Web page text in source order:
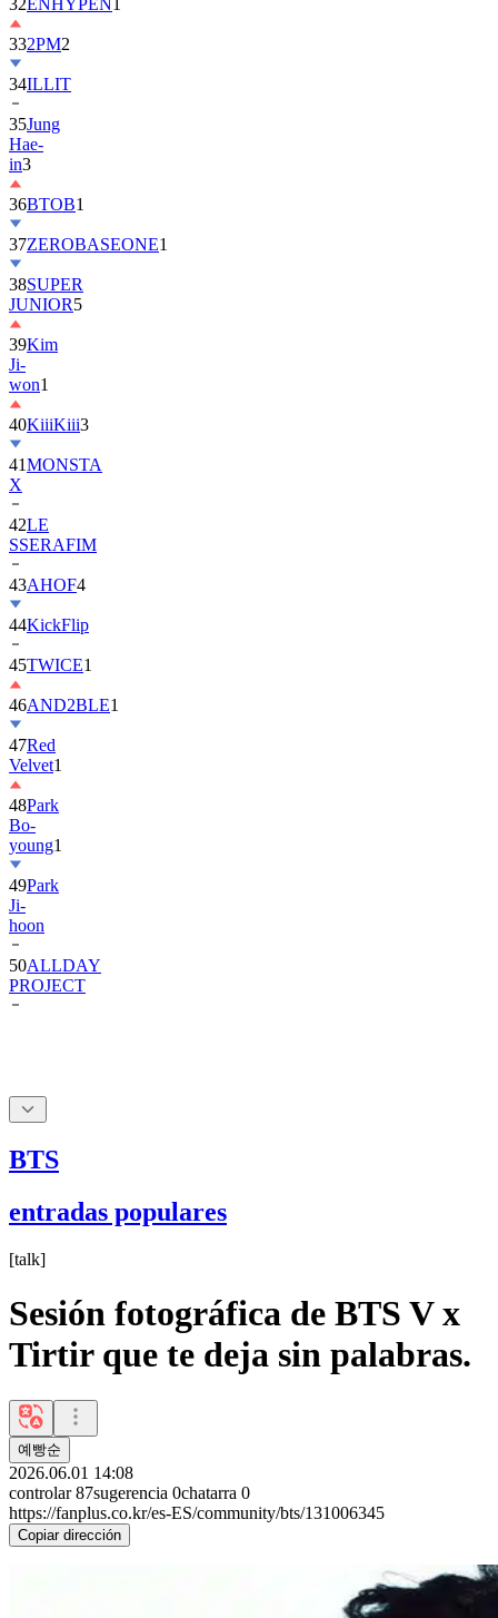
32 ENHYPEN
332PM2
34ILLIT
35Jung
Hae-
in3
36BTOB1
37ZEROBASEONE1
38SUPER
JUNIOR5
39Kim
Ji-
won1
40KiiiKiii3
41MONSTA
X
42LE
SSERAFIM
43AHOF4
44KickFlip
45TWICE1
46AND2BLE1
47Red
Velvet1
48Park
Bo-
young1
49Park
Ji-
hoon
50ALLDAY
PROJECT
BTS
entradas populares
[talk]
Sesión fotográfica de BTS V x
Tirtir que te deja sin palabras.
예빵순
2026.06.01 14:08
controlar 87sugerencia 0chatarra 0
https://fanplus.co.kr/es-ES/community/bts/131006345
Copiar dirección